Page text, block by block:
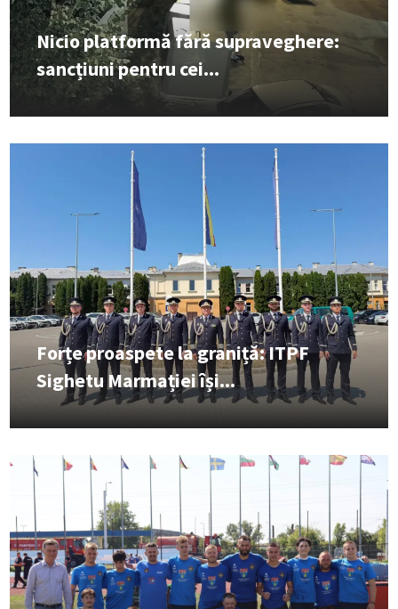
Nicio platformă fără supraveghere:
sancțiuni pentru cei...
Forțe proaspete la graniță: ITPF
Sighetu Marmației își...